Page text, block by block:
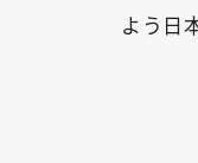
よう日